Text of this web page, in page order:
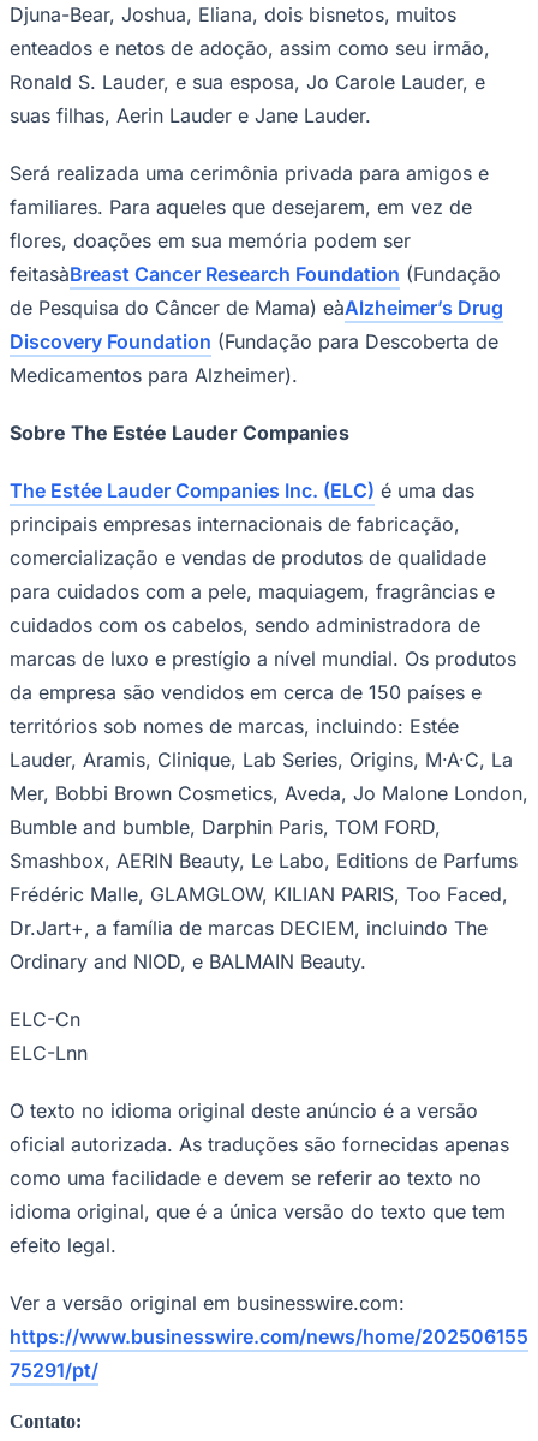
Djuna-Bear, Joshua, Eliana, dois bisnetos, muitos
enteados e netos de adoção, assim como seu irmão,
Ronald S. Lauder, e sua esposa, Jo Carole Lauder, e
suas filhas, Aerin Lauder e Jane Lauder.
Será realizada uma cerimônia privada para amigos e
familiares. Para aqueles que desejarem, em vez de
flores, doações em sua memória podem ser
feitasàBreast Cancer Research Foundation (Fundação
de Pesquisa do Câncer de Mama) eàAlzheimer’s Drug
Discovery Foundation (Fundação para Descoberta de
Medicamentos para Alzheimer).
Sobre The Estée Lauder Companies
The Estée Lauder Companies Inc. (ELC) é uma das
principais empresas internacionais de fabricação,
comercialização e vendas de produtos de qualidade
para cuidados com a pele, maquiagem, fragrâncias e
cuidados com os cabelos, sendo administradora de
marcas de luxo e prestígio a nível mundial. Os produtos
da empresa são vendidos em cerca de 150 países e
territórios sob nomes de marcas, incluindo: Estée
Lauder, Aramis, Clinique, Lab Series, Origins, M·A·C, La
Mer, Bobbi Brown Cosmetics, Aveda, Jo Malone London,
Bumble and bumble, Darphin Paris, TOM FORD,
Smashbox, AERIN Beauty, Le Labo, Editions de Parfums
Frédéric Malle, GLAMGLOW, KILIAN PARIS, Too Faced,
Dr.Jart+, a família de marcas DECIEM, incluindo The
Ordinary and NIOD, e BALMAIN Beauty.
ELC-Cn
ELC-Lnn
O texto no idioma original deste anúncio é a versão
oficial autorizada. As traduções são fornecidas apenas
como uma facilidade e devem se referir ao texto no
idioma original, que é a única versão do texto que tem
efeito legal.
Ver a versão original em businesswire.com:
https://www.businesswire.com/news/home/202506155
75291/pt/
Contato: